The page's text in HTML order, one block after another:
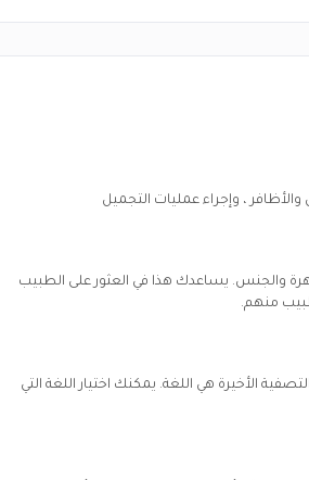
، وإجراء عمليات التجميل
والجنس. يساعدك هذا في العثور على الطبيب
منهم.
الأخيرة هي اللغة. يمكنك اختيار اللغة التي